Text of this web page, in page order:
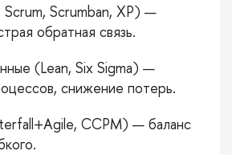
Scrum, Scrumban, XP) —
обратная связь.
(Lean, Six Sigma) —
снижение потерь.
CCPM) — баланс